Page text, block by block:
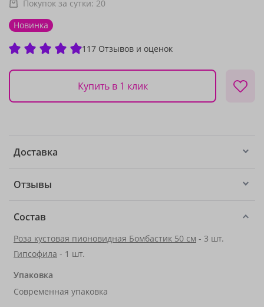
Покупок за сутки: 20
Новинка
117 Отзывов и оценок
Купить в 1 клик
Доставка
Отзывы
Состав
Роза кустовая пионовидная Бомбастик 50 см - 3 шт.
Гипсофила - 1 шт.
Упаковка
Современная упаковка